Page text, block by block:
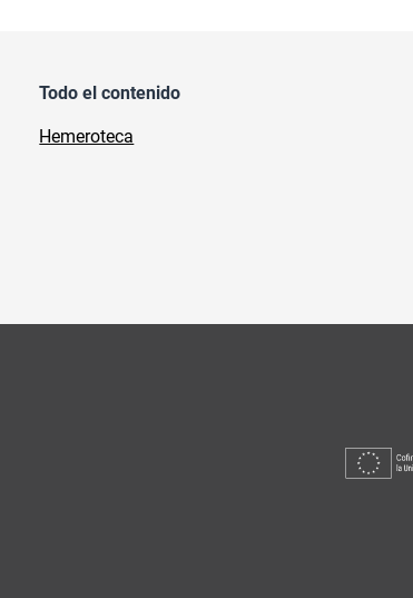
Todo el contenido
Hemeroteca